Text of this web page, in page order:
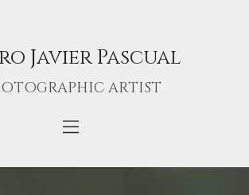
Javier Pascual
ARTIST